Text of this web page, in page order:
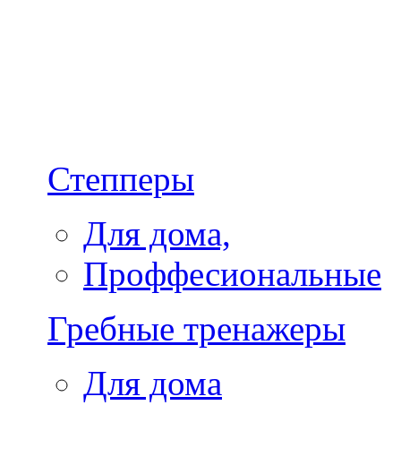
Степперы
Для дома,
Проффесиональные
Гребные тренажеры
Для дома